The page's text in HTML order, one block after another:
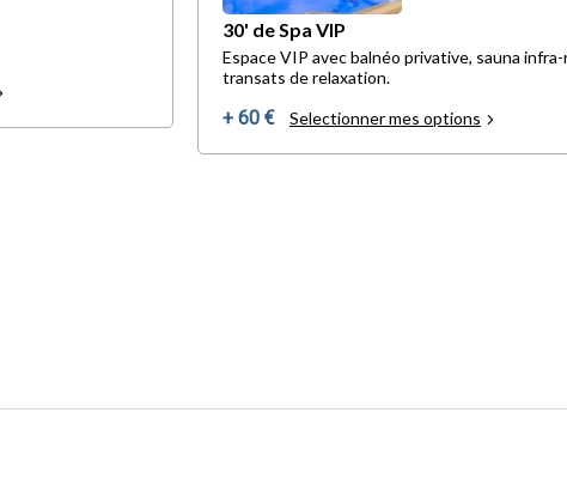
30' de Spa VIP
Espace VIP avec balnéo privative, sauna
transats de relaxation.
+ 60 € Selectionner mes options